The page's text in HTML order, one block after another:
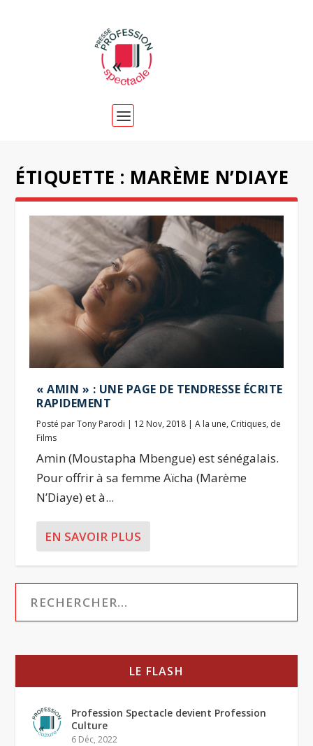
ÉTIQUETTE : MARÈME N’DIAYE
« AMIN » : UNE PAGE DE TENDRESSE ÉCRITE
RAPIDEMENT
Posté parTony Parodi | 12 Nov, 2018 |A la une, Critiques, de
Films
Amin (Moustapha Mbengue) est sénégalais.
Pour offrir à sa femme Aïcha (Marème
N’Diaye) et à...
EN SAVOIR PLUS
LE FLASH
Profession Spectacle devient Profession
Culture
6 Déc, 2022